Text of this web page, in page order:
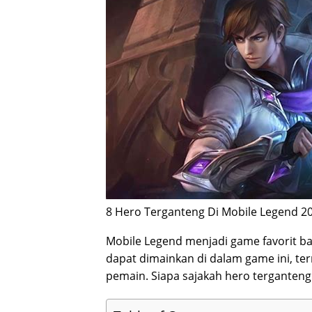
8 Hero Terganteng Di Mobile Legend
Mobile Legend menjadi game favorit
dapat dimainkan di dalam game ini,
pemain. Siapa sajakah hero